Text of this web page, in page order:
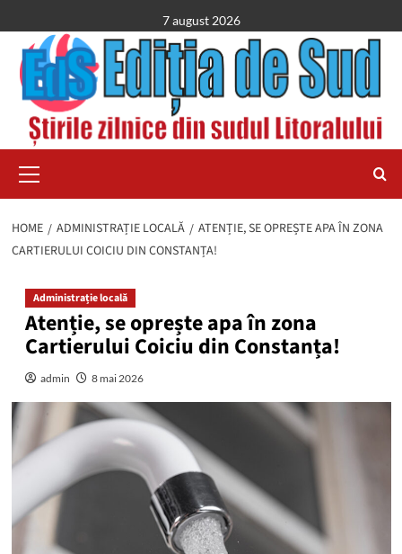
to
content
7 august 2026
Menu
HOME ADMINISTRAȚIE LOCALĂ
ATENȚIE, SE OPREȘTE APA ÎN ZONA
CARTIERULUI COICIU DIN CONSTANȚA!
Administrație locală
Atenție, se oprește apa în zona
Cartierului Coiciu din Constanța!
admin 8 mai 2026